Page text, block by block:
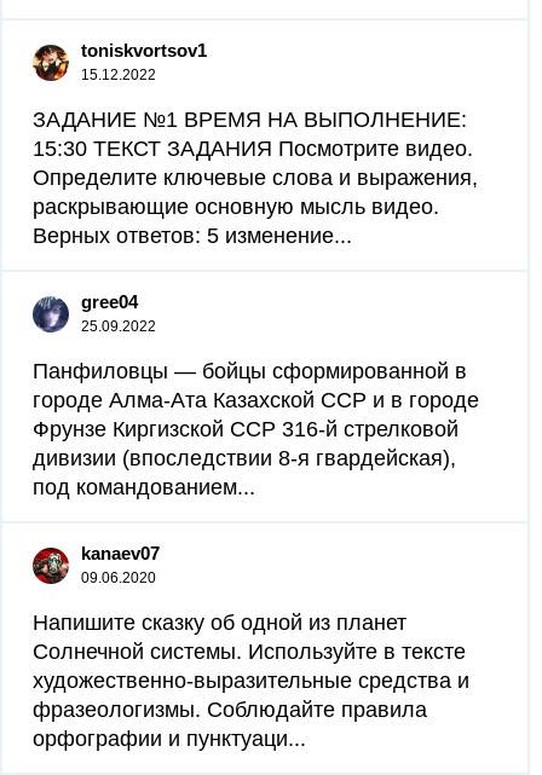
toniskvortsov1
15.12.2022
ЗАДАНИЕ №1 ВРЕМЯ НА ВЫПОЛНЕНИЕ:
15:30 ТЕКСТ ЗАДАНИЯ Посмотрите видео.
Определите ключевые слова и выражения,
раскрывающие основную мысль видео.
Верных ответов: 5 изменение...
gree04
25.09.2022
Панфиловцы — бойцы сформированной в
городе Алма-Ата Казахской ССР и в городе
Фрунзе Киргизской ССР 316-й стрелковой
дивизии (впоследствии 8-я гвардейская),
под командованием...
kanaev07
09.06.2020
Напишите сказку об одной из планет
Солнечной системы. Используйте в тексте
художественно-выразительные средства и
фразеологизмы. Соблюдайте правила
орфографии и пунктуаци​...